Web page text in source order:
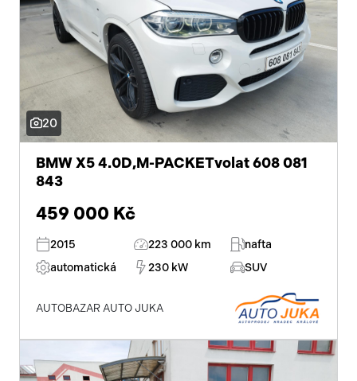
20
BMW X5 4.0D,M-PACKETvolat 608 081
843
459 000 Kč
2015 223 000 km
nafta
automatická
230 kW SUV
AUTOBAZAR AUTO JUKA